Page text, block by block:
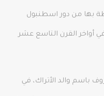
بها من دور اسطنبول
أواخر القرن التاسع عشر
باسم والد الأتراك، في